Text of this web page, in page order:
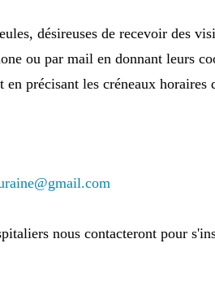
désireuses de recevoir des
ou par mail en donnant leurs
en précisant les créneaux
com
nous contacteront pour